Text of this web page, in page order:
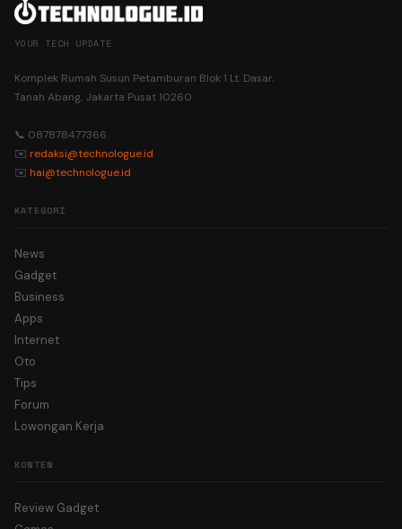
YOUR TECH UPDATE
Komplek Rumah Susun Petamburan Blok 1 Lt. Dasar,
Tanah Abang, Jakarta Pusat 10260
📞 087878477366
✉️ redaksi@technologue.id
✉️ hai@technologue.id
KATEGORI
News
Gadget
Business
Apps
Internet
Oto
Tips
Forum
Lowongan Kerja
KONTEN
Review Gadget